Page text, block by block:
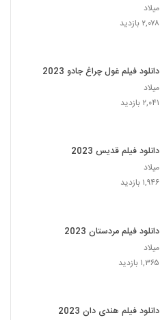
میلاد
۲,۰۷۸ بازدید
دانلود فیلم غول چراغ جادو 2023
میلاد
۲,۰۴۱ بازدید
دانلود فیلم قدیس 2023
میلاد
۱,۹۴۶ بازدید
دانلود فیلم مردستان 2023
میلاد
۱,۳۶۵ بازدید
دانلود فیلم هندی دان 2023